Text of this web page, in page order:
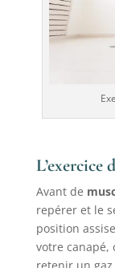
L’exercice
Avant de
repérer et le
position
votre canapé,
retenir un